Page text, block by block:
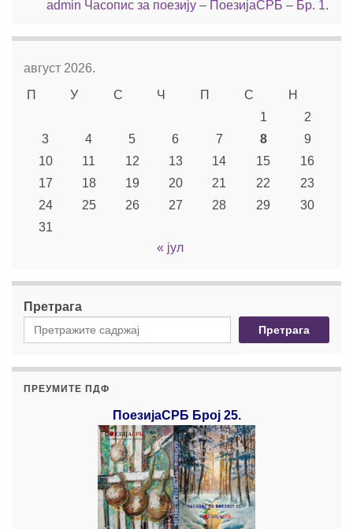
admin Часопис за поезију – ПоезијаСРБ – Бр. 1.
август 2026.
П
У С Ч П С
Н
1
2
3
4 5 6 7 8
9
10
11 12 13 14 15
16
17
18 19 20 21 22
23
24
25 26 27 28 29
30
31
« јул
Претрага
Претрага
ПРЕУМИТЕ ПДФ
ПоезијаСРБ Број 25.